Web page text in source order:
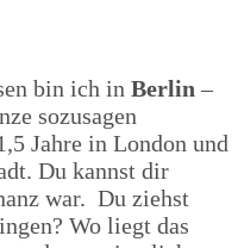
bin ich in Berlin –
sozusagen
Jahre in London und
Du kannst dir
war. Du ziehst
Wo liegt das